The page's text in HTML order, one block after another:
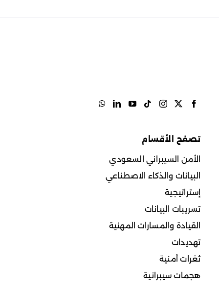
تصفح الأقسام
الأمن السيبراني السعودي
البيانات والذكاء الاصطناعي
إستراتيجية
تسريبات البيانات
القيادة والمسارات المهنية
تهديدات
ثغرات أمنية
هجمات سيبرانية